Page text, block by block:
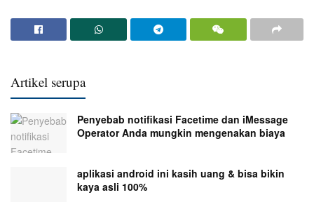
Artikel serupa
Penyebab notifikasi Facetime dan iMessage
Operator Anda mungkin mengenakan biaya
aplikasi android ini kasih uang & bisa bikin
kaya asli 100%